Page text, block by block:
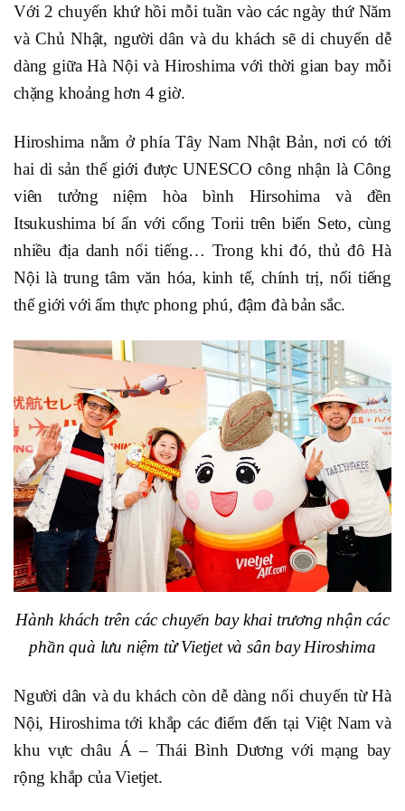
Với 2 chuyến khứ hồi mỗi tuần vào các ngày thứ Năm
và Chủ Nhật, người dân và du khách sẽ di chuyển dễ
dàng giữa Hà Nội và Hiroshima với thời gian bay mỗi
chặng khoảng hơn 4 giờ.
Hiroshima nằm ở phía Tây Nam Nhật Bản, nơi có tới
hai di sản thế giới được UNESCO công nhận là Công
viên tưởng niệm hòa bình Hirsohima và đền
Itsukushima bí ẩn với cổng Torii trên biển Seto, cùng
nhiều địa danh nổi tiếng… Trong khi đó, thủ đô Hà
Nội là trung tâm văn hóa, kinh tế, chính trị, nổi tiếng
thế giới với ẩm thực phong phú, đậm đà bản sắc.
Hành khách trên các chuyến bay khai trương nhận các
phần quà lưu niệm từ Vietjet và sân bay Hiroshima
Người dân và du khách còn dễ dàng nối chuyến từ Hà
Nội, Hiroshima tới khắp các điểm đến tại Việt Nam và
khu vực châu Á – Thái Bình Dương với mạng bay
rộng khắp của Vietjet.